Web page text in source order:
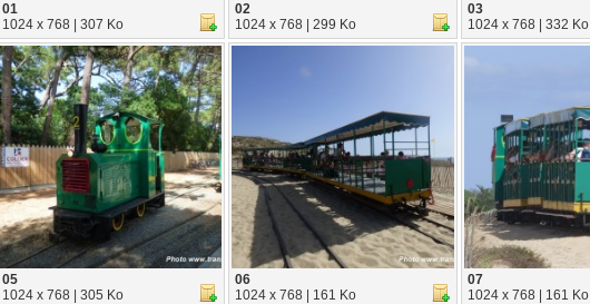
01
1024 x 768 | 307 Ko
02
1024 x 768 | 299 Ko
03
1024 x 768 | 332 Ko
05
1024 x 768 | 305 Ko
06
1024 x 768 | 161 Ko
07
1024 x 768 | 161 Ko